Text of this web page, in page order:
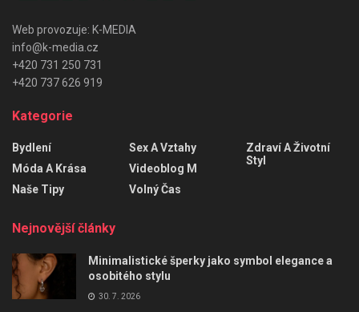
Web provozuje: K-MEDIA
info@k-media.cz
+420 731 250 731
+420 737 626 919
Kategorie
Bydlení
Móda A Krása
Naše Tipy
Sex A Vztahy
Videoblog M
Volný Čas
Zdraví A Životní
Styl
Nejnovější články
Minimalistické šperky jako symbol elegance a
osobitého stylu
30. 7. 2026